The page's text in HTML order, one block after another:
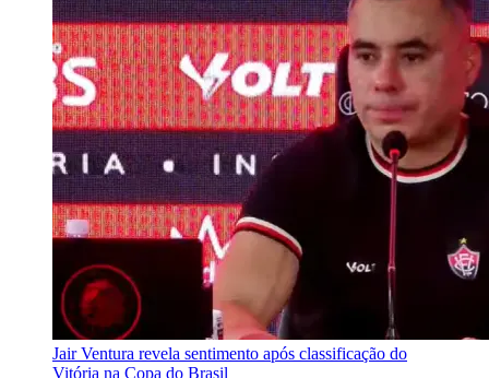
Jair Ventura revela sentimento após classificação do
Vitória na Copa do Brasil